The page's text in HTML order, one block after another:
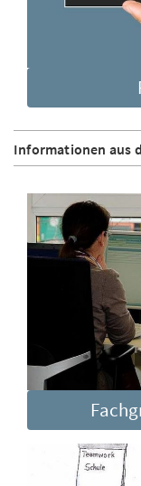
Informationen aus